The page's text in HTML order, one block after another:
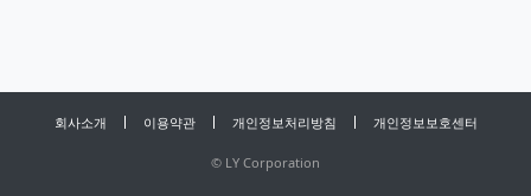
회사소개 이용약관 개인정보처리방침 개인정보보호센터
© LY Corporation